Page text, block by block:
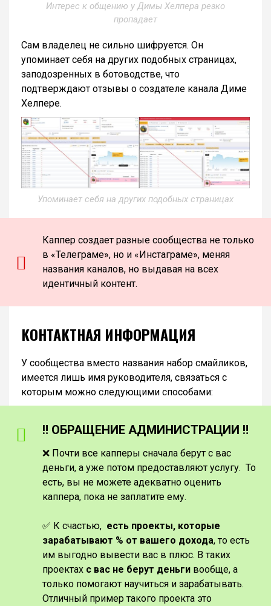
Интерес к общению у Димы Хелпера резко
пропадает
Сам владелец не сильно шифруется. Он
упоминает себя на других подобных страницах,
заподозренных в ботоводстве, что
подтверждают отзывы о создателе канала Диме
Хелпере.
Упоминает себя на других подобных страницах
Каппер создает разные сообщества не только
в «Телеграме», но и «Инстаграме», меняя
названия каналов, но выдавая на всех
идентичный контент.
КОНТАКТНАЯ ИНФОРМАЦИЯ
У сообщества вместо названия набор смайликов,
имеется лишь имя руководителя, связаться с
которым можно следующими способами:
‼️ ОБРАЩЕНИЕ АДМИНИСТРАЦИИ ‼️
❌ Почти все капперы сначала берут с вас
деньги, а уже потом предоставляют услугу. То
есть, вы не можете адекватно оценить
каппера, пока не заплатите ему.
✅ К счастью, есть проекты, которые
зарабатывают % от вашего дохода, то есть
им выгодно вывести вас в плюс. В таких
проектах с вас не берут деньги вообще, а
только помогают научиться и зарабатывать.
Отличный пример такого проекта это